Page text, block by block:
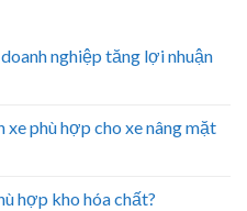
nghiệp tăng lợi nhuận
phù hợp cho xe nâng mặt
hợp kho hóa chất?